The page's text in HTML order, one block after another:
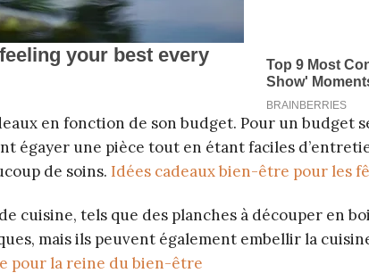
en fonction de son budget. Pour un budget
égayer une pièce tout en étant faciles
de soins. Idées cadeaux bien-être pour les
cuisine, tels que des planches à découper en
mais ils peuvent également embellir la
pour la reine du bien-être